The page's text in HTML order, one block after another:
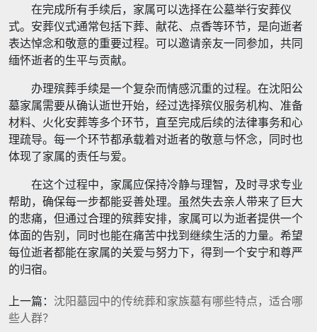
在完成所有手续后，家属可以选择在公墓举行安葬仪
式。安葬仪式通常包括下葬、献花、点香等环节，是向逝者
表达悼念和敬意的重要过程。可以邀请亲友一同参加，共同
缅怀逝者的生平与贡献。
办理殡葬手续是一个复杂而情感沉重的过程。在沈阳公
墓家属需要从确认逝世开始，经过选择殡仪服务机构、准备
材料、火化安葬等多个环节，直至完成后续的法律事务和心
理疏导。每一个环节都承载着对逝者的敬意与怀念，同时也
体现了家属的责任与爱。
在这个过程中，家属应保持冷静与理智，及时寻求专业
帮助，确保每一步都能妥善处理。虽然失去亲人带来了巨大
的悲痛，但通过合理的殡葬安排，家属可以为逝者提供一个
体面的告别，同时也能在痛苦中找到继续生活的力量。希望
每位逝者都能在家属的关爱与努力下，得到一个安宁和尊严
的归宿。
上一篇： 沈阳墓园中的传统葬和家族墓有哪些特点，适合哪
些人群？